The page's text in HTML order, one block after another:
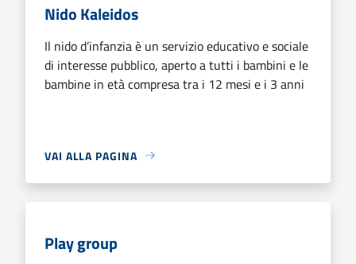
Nido Kaleidos
Il nido d’infanzia è un servizio educativo e sociale
di interesse pubblico, aperto a tutti i bambini e le
bambine in età compresa tra i 12 mesi e i 3 anni
VAI ALLA PAGINA
Play group